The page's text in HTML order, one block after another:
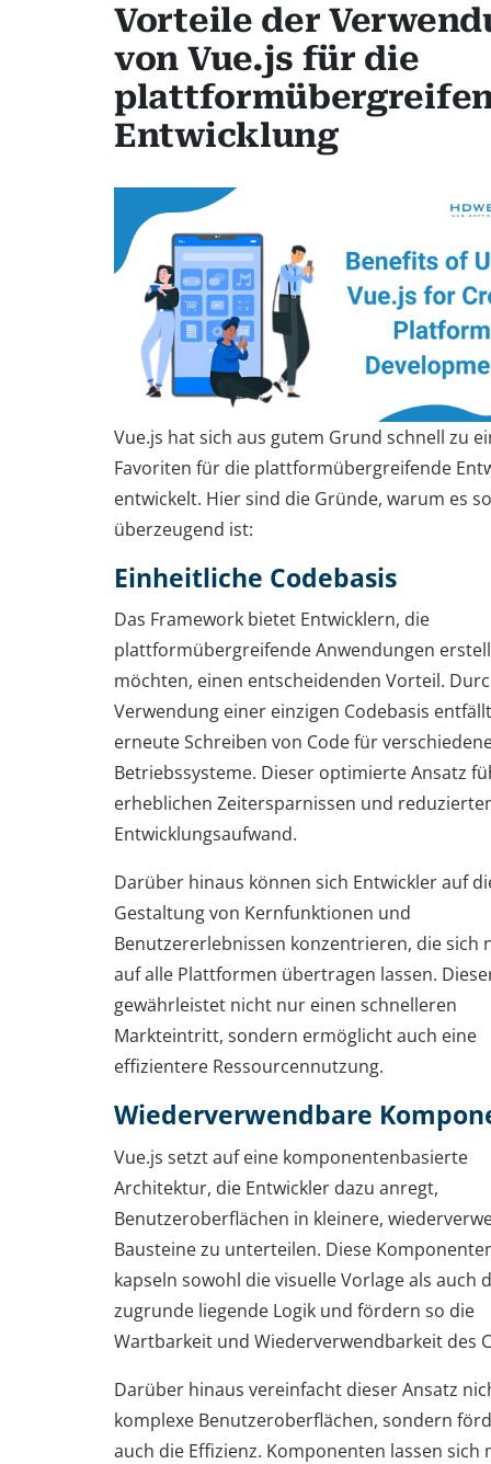
Vorteile der
von Vue.js für die
Entwicklung
Vue.js hat sich aus gutem Grund schnell zu
Favoriten für die plattformübergreifende
entwickelt. Hier sind die Gründe, warum es so
überzeugend ist:
Einheitliche Codebasis
Das Framework bietet Entwicklern, die
plattformübergreifende Anwendungen
möchten, einen entscheidenden Vorteil.
Verwendung einer einzigen Codebasis
erneute Schreiben von Code für
Betriebssysteme. Dieser optimierte Ansatz
erheblichen Zeitersparnissen und
Entwicklungsaufwand.
Darüber hinaus können sich Entwickler auf
Gestaltung von Kernfunktionen und
Benutzererlebnissen konzentrieren, die sich
auf alle Plattformen übertragen lassen.
gewährleistet nicht nur einen schnelleren
Markteintritt, sondern ermöglicht auch eine
effizientere Ressourcennutzung.
Wiederverwendbare
Vue.js setzt auf eine komponentenbasierte
Architektur, die Entwickler dazu anregt,
Benutzeroberflächen in kleinere,
Bausteine zu unterteilen. Diese
kapseln sowohl die visuelle Vorlage als auch
zugrunde liegende Logik und fördern so die
Wartbarkeit und Wiederverwendbarkeit des
Darüber hinaus vereinfacht dieser Ansatz
komplexe Benutzeroberflächen, sondern
auch die Effizienz. Komponenten lassen sich